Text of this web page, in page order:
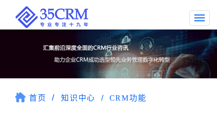
首页 知识中心 CRM功能